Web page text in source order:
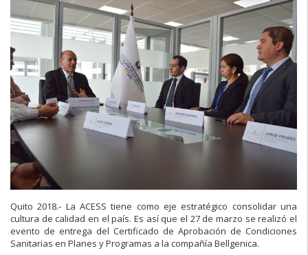
Quito 2018.- La ACESS tiene como eje estratégico consolidar una
cultura de calidad en el país. Es así que el 27 de marzo se realizó el
evento de entrega del Certificado de Aprobación de Condiciones
Sanitarias en Planes y Programas a la compañía Bellgenica.